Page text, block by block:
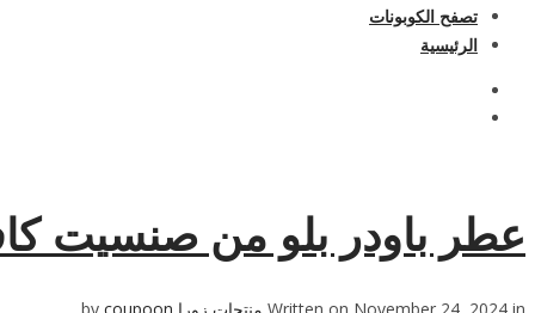
تصفح الكوبونات
الرئيسية
عطر باودر بلو من صنسيت